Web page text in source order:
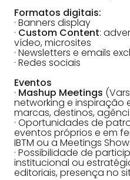
Formatos digitais:
· Banners display
· Custom Content:
vídeo, microsites
· Newsletters e emails
· Redes sociais
Eventos
· Mashup Meetings
networking e inspiração
marcas, destinos,
· Oportunidades de
eventos próprios e em
IBTM ou a Meetings Show.
· Possibilidade de
institucional ou
editoriais, presença no